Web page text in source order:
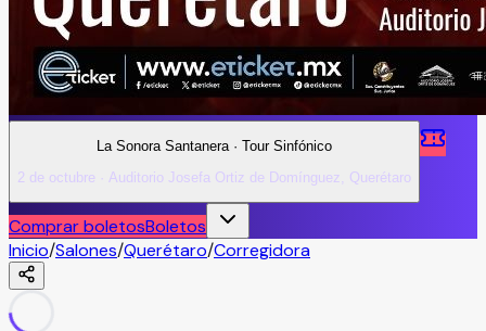
La Sonora Santanera · Tour Sinfónico
2 de octubre · Auditorio Josefa Ortiz de Domínguez, Querétaro
Comprar boletosBoletos
Inicio/Salones/Querétaro/Corregidora